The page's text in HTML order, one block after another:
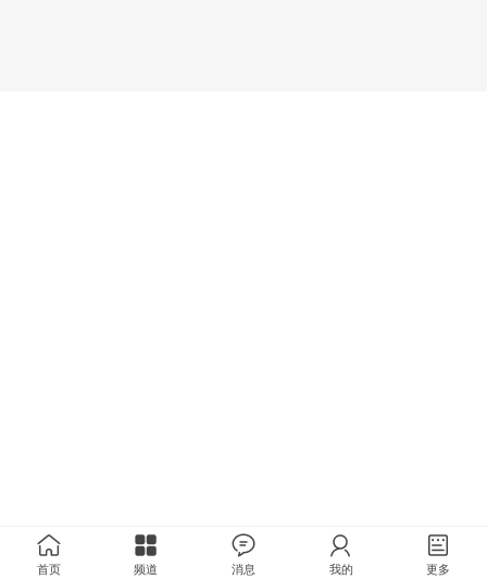
首页 频道 消息 我的 更多